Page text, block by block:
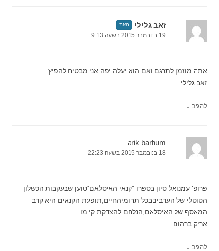
זאב גלילי מאת
19 בנובמבר 2015 בשעה 9:13
אתה מוזמן לתרגם ואם הוא יעלה יפה אני מבטיח להפיץ.
זאב גלילי
להגיב ↓
arik barhum
18 בנובמבר 2015 בשעה 22:23
פרופ' עמנואל סיון בספרו "קנאי האיסלאם"טוען שבעקבות הכשלון
הטוטלי של הערביםבכל תחומיהחיים,תופעת הקנאים היא קרב
המאסף של האיסלאם,הנלחם להצדקת קיומו.
אריק ברהום
להגיב ↓